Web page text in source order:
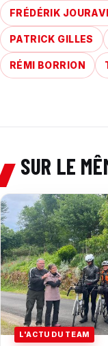
FRÉDÉRIK
PATRICK GILLES
RÉMI BORRION
SUR LE
L'ACTU DU TEAM